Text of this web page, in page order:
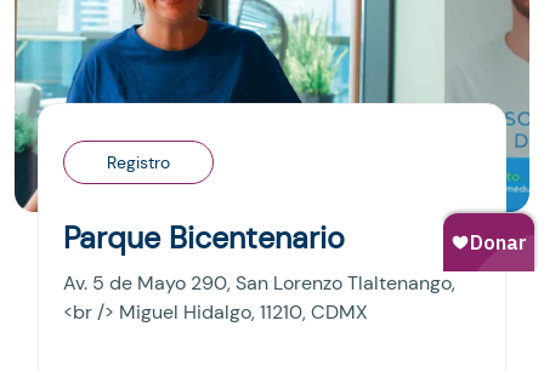
Registro
Parque Bicentenario
Av. 5 de Mayo 290, San Lorenzo Tlaltenango,
<br /> Miguel Hidalgo, 11210, CDMX